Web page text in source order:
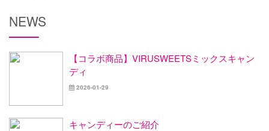
NEWS
【コラボ商品】VIRUSWEETSミックスキャン
ディ
2026-01-29
キャンディーのご紹介